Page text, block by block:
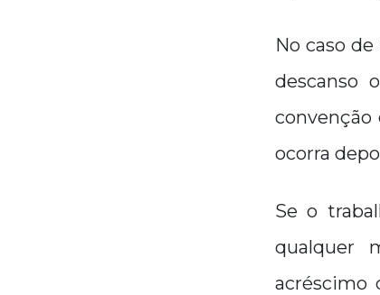
No caso
descanso
convenção
ocorra
Se o
qualquer
acréscimo